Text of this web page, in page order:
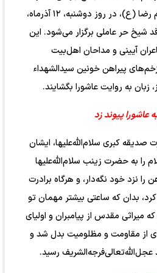
علی‌اصغر (ع) و با عنایت امام رضا (ع)، در روز دوشنبه، ۱۲ آذرماه،
شیخ حر عاملی برگزار می‌شود. این
آیینی و مداحان اهل‌بیت
پیراهن خونین سیدالشهداء
زبان به روایت عاشورا بگشایند.
عاشورا پیوند زد
کبری سلام‌الله‌علیها، ایشان
را به حضرت زینب سلام‌الله‌علیها
را نزد خود نگه‌دار، و هرگاه برادرت
بدان که ساعتی بیشتر مهمان تو
مقدس از پیامبران و اولیای
از مقاومت و مظلومیت بدل شد و
عجل‌الله‌تعالی‌فرجه‌الشریف رسید.